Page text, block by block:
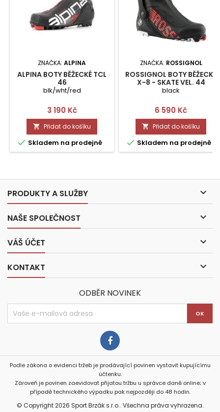
ZNAČKA: ALPINA
ALPINA BOTY BĚŽECKÉ TCL
46
blk/wht/red
Cena
3 190 Kč
 Přidat do košíku
 Skladem na prodejně
ZNAČKA: ROSSIGNOL
ROSSIGNOL BOTY BĚŽECKÉ
X-8 - SKATE VEL. 44
black
Cena
6 590 Kč
 Přidat do košíku
 Skladem na prodejně
PRODUKTY A SLUŽBY 
NAŠE SPOLEČNOST 
VÁŠ ÚČET 
KONTAKT 
ODBĚR NOVINEK
Podle zákona o evidenci tržeb je prodávající povinen vystavit kupujícímu
účtenku.
Zároveň je povinen zaevidovat přijatou tržbu u správce daně online; v
případě technického výpadku pak nejpozději do 48 hodin.
© Copyright 2026 Sport Brzák s.r.o.. Všechna práva vyhrazena.